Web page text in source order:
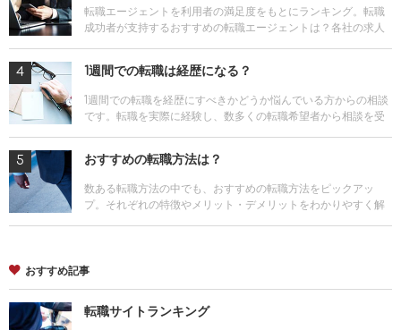
転職エージェントを利用者の満足度をもとにランキング。転職
成功者が支持するおすすめの転職エージェントは？各社の求人
1週間での転職は経歴になる？
1週間での転職を経歴にすべきかどうか悩んでいる方からの相談
です。転職を実際に経験し、数多くの転職希望者から相談を受
おすすめの転職方法は？
数ある転職方法の中でも、おすすめの転職方法をピックアッ
プ。それぞれの特徴やメリット・デメリットをわかりやすく解
おすすめ記事
転職サイトランキング